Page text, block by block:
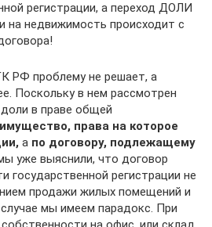
регистрации, а переход ДОЛИ
на недвижимость происходит с
РФ проблему не решает, а
Поскольку в нем рассмотрен
в праве общей
права на которое
а по договору, подлежащему
уже выяснили, что договор
государственной регистрации не
продажи жилых помещений и
мы имеем парадокс. При